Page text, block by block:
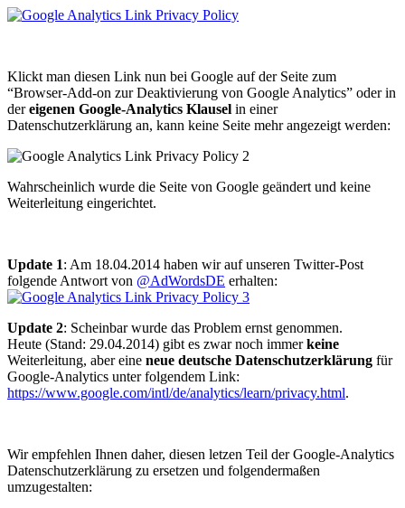
Klickt man diesen Link nun bei Google auf der Seite zum
“Browser-Add-on zur Deaktivierung von Google Analytics” oder in
dereigenen Google-Analytics Klausel in einer
Datenschutzerklärung an, kann keine Seite mehr angezeigt werden:
Wahrscheinlich wurde die Seite von Google geändert und keine
Weiterleitung eingerichtet.
Update 1: Am 18.04.2014 haben wir auf unseren Twitter-Post
folgende Antwort von @AdWordsDE erhalten:
Update 2: Scheinbar wurde das Problem ernst genommen.
Heute (Stand: 29.04.2014) gibt es zwar noch immerkeine
Weiterleitung, aber eine neue deutsche Datenschutzerklärung für
Google-Analytics unter folgendem Link:
https://www.google.com/intl/de/analytics/learn/privacy.html.
Wir empfehlen Ihnen daher, diesen letzen Teil der Google-Analytics
Datenschutzerklärung zu ersetzen und folgendermaßen
umzugestalten: